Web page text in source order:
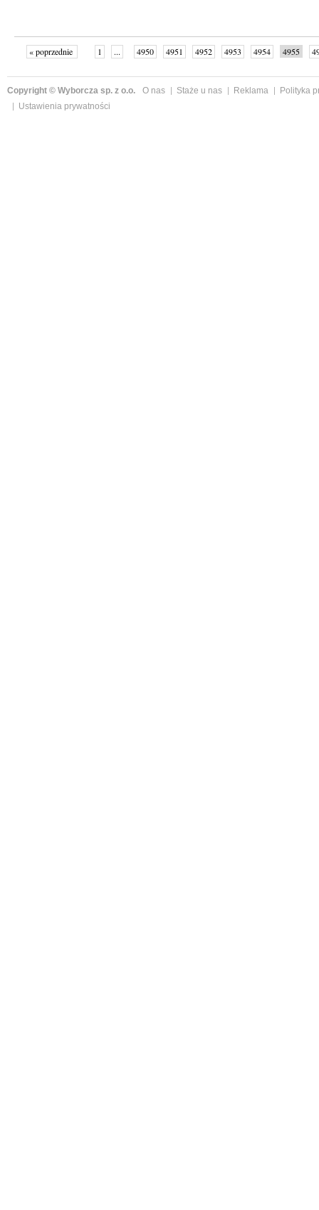
« poprzednie 1 ... 4950 4951 4952 4953 4954 4955
Copyright © Wyborcza sp. z o.o. O nas Staże u nas Reklama
Polityka
Ustawienia prywatności